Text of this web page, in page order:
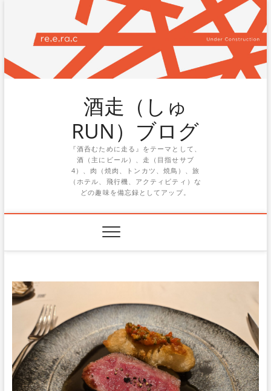
酒走（しゅ
RUN）ブログ
『酒呑むために走る』をテーマとして、
酒（主にビール）、走（目指せサブ
4）、肉（焼肉、トンカツ、焼鳥）、旅
（ホテル、飛行機、アクティビティ）な
どの趣味を備忘録としてアップ。